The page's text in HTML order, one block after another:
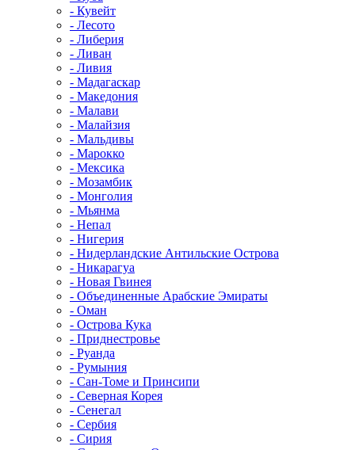
- Кувейт
- Лесото
- Либерия
- Ливан
- Ливия
- Мадагаскар
- Македония
- Малави
- Малайзия
- Мальдивы
- Марокко
- Мексика
- Мозамбик
- Монголия
- Мьянма
- Непал
- Нигерия
- Нидерландские Антильские Острова
- Никарагуа
- Новая Гвинея
- Объединенные Арабские Эмираты
- Оман
- Острова Кука
- Приднестровье
- Руанда
- Румыния
- Сан-Томе и Принсипи
- Северная Корея
- Сенегал
- Сербия
- Сирия